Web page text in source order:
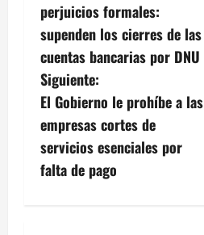
e
g
a
c
i
perjuicios formales:
supenden los cierres de las
cuentas bancarias por DNU
Siguiente:
El Gobierno le prohíbe a las
empresas cortes de
servicios esenciales por
falta de pago